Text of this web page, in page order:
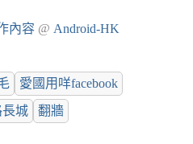
內容 @ Android-HK
愛國用咩facebook
城 翻牆